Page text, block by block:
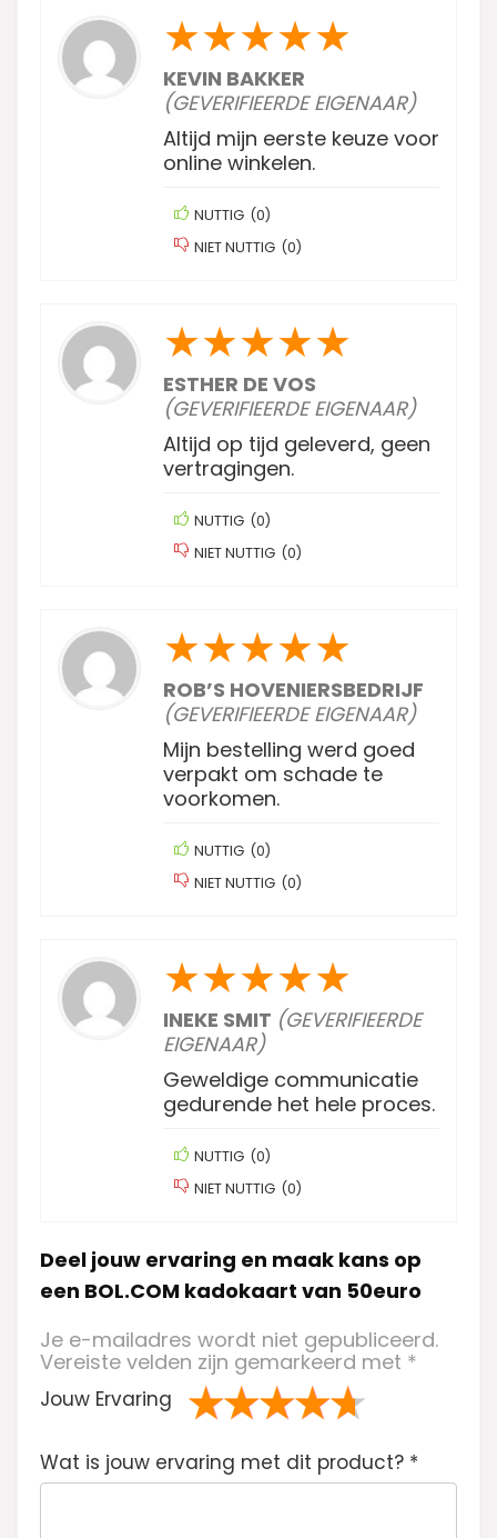
★★★★★
KEVIN BAKKER
(GEVERIFIEERDE EIGENAAR)
Altijd mijn eerste keuze voor
online winkelen.
NUTTIG (0)
NIET NUTTIG (0)
★★★★★
ESTHER DE VOS
(GEVERIFIEERDE EIGENAAR)
Altijd op tijd geleverd, geen
vertragingen.
NUTTIG (0)
NIET NUTTIG (0)
★★★★★
ROB’S HOVENIERSBEDRIJF
(GEVERIFIEERDE EIGENAAR)
Mijn bestelling werd goed
verpakt om schade te
voorkomen.
NUTTIG (0)
NIET NUTTIG (0)
★★★★★
INEKE SMIT (GEVERIFIEERDE
EIGENAAR)
Geweldige communicatie
gedurende het hele proces.
NUTTIG (0)
NIET NUTTIG (0)
Deel jouw ervaring en maak kans op
een BOL.COM kadokaart van 50euro
Je e-mailadres wordt niet gepubliceerd.
Vereiste velden zijn gemarkeerd met *
Jouw Ervaring
va
n
de 5
sterren
sterren
sterren
sterren
Wat is jouw ervaring met dit product? *